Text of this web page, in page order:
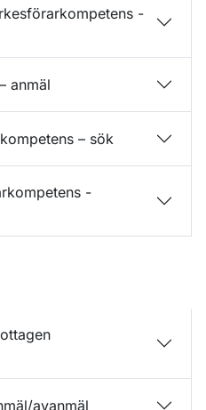
-
anmäl
– sök
-
avanmäl